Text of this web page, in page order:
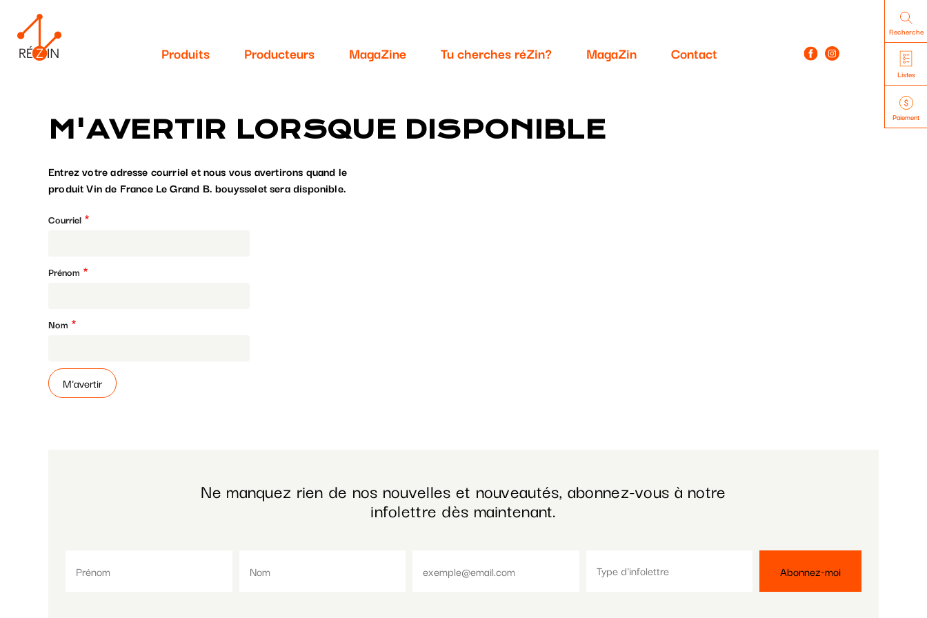
contenu
principal
Produits Producteurs MagaZine Tu cherches réZin? MagaZin Contact
Recherche
Listes
Paiement
M'AVERTIR LORSQUE DISPONIBLE
Entrez votre adresse courriel et nous vous avertirons quand le
produit Vin de France Le Grand B. bouysselet sera disponible.
Courriel
Prénom
Nom
Ne manquez rien de nos nouvelles et nouveautés, abonnez-vous à notre
infolettre dès maintenant.